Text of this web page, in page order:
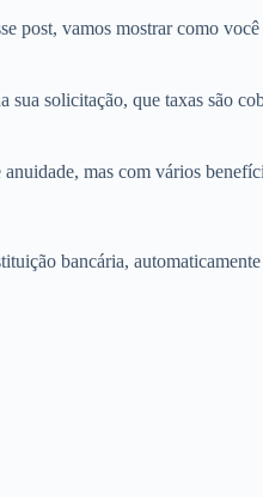
post, vamos mostrar como
solicitação, que taxas são
mas com vários
bancária,